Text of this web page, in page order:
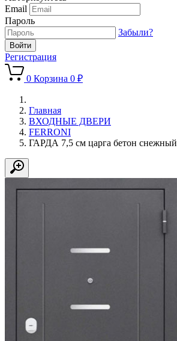
Email
Пароль
Забыли?
Регистрация
0 Корзина 0 ₽
Главная
ВХОДНЫЕ ДВЕРИ
FERRONI
ГАРДА 7,5 см царга бетон снежный